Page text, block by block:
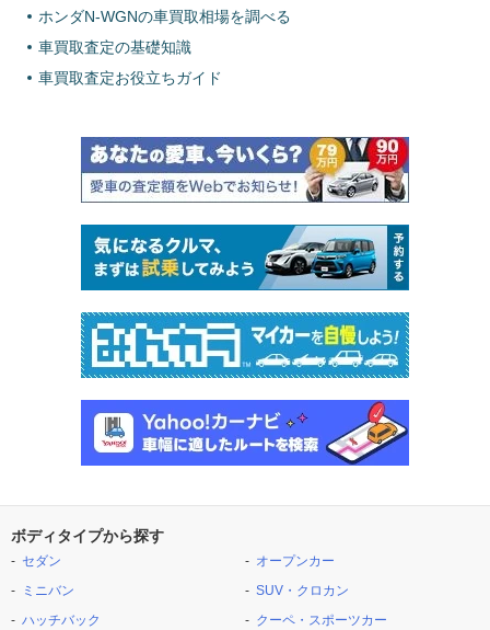
ホンダN-WGNの車買取相場を調べる
車買取査定の基礎知識
車買取査定お役立ちガイド
ボディタイプから探す
セダン
ミニバン
ハッチバック
オープンカー
SUV・クロカン
クーペ・スポーツカー